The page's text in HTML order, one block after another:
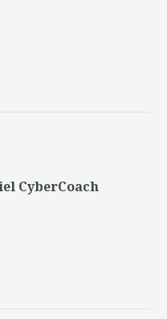
CyberCoach